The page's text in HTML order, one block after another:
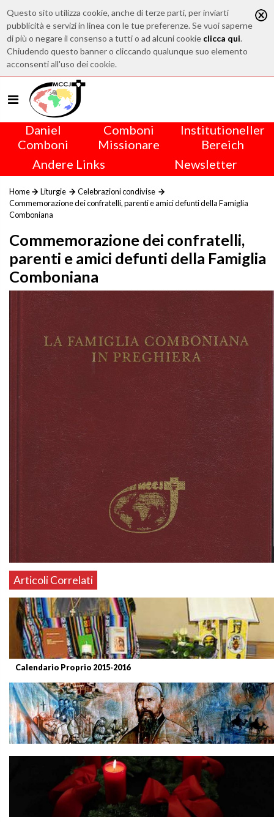
Questo sito utilizza cookie, anche di terze parti, per inviarti
pubblicità e servizi in linea con le tue preferenze. Se vuoi saperne
di più o negare il consenso a tutti o ad alcuni cookie clicca qui.
Chiudendo questo banner o cliccando qualunque suo elemento
acconsenti all'uso dei cookie.
Daniel
Comboni
Comboni
Missionare
Institutioneller
Bereich
Andere Links
Newsletter
Home Liturgie
Celebrazioni condivise
Commemorazione dei confratelli, parenti e amici defunti della Famiglia
Comboniana
Commemorazione dei confratelli,
parenti e amici defunti della Famiglia
Comboniana
Articoli Correlati
Calendario Proprio 2015-2016